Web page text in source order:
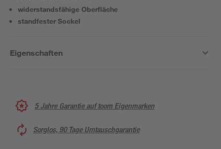
widerstandsfähige Oberfläche
standfester Sockel
Eigenschaften
5 Jahre Garantie auf toom Eigenmarken
Sorglos, 90 Tage Umtauschgarantie